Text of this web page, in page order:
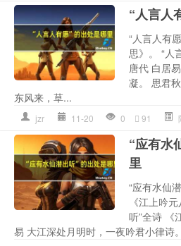
“人言人
“人言人有
思》。 “人
唐代 白居
凝。 思君
东风来，草...
jzr 11-20 0 91
“应有水
里
“应有水仙
《江上吟
听”全诗 《
易 大江深处月明时，一夜吟君小律诗